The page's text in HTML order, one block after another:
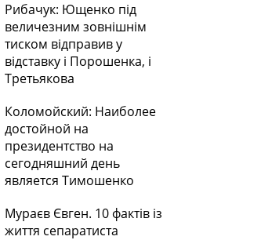
Рибачук: Ющенко під
величезним зовнішнім
тиском відправив у
відставку і Порошенка, і
Третьякова
Коломойский: Наиболее
достойной на
президентство на
сегодняшний день
является Тимошенко
Мураєв Євген. 10 фактів із
життя сепаратиста